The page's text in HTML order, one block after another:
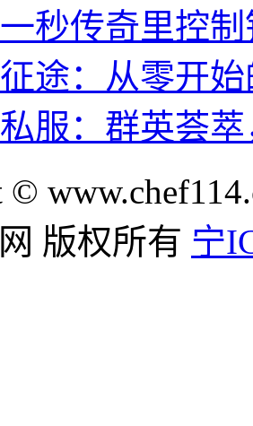
秒传奇里控
途：从零开
服：群英荟
版权所有 宁